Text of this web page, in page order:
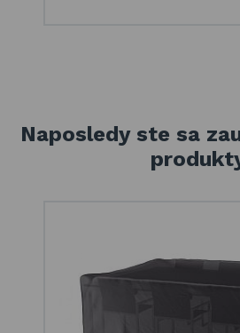
Naposledy ste sa